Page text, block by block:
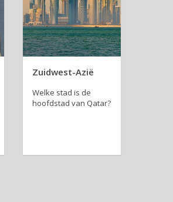
Zuidwest-Azië
Welke stad is de
hoofd­stad van Qatar?